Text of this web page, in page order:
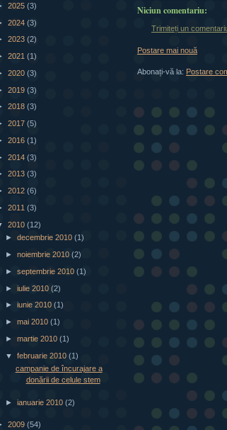
Niciun comentariu:
Trimiteți un
Postare mai nouă
Abonați-vă la: Postare
2025 (3)
2024 (3)
2023 (2)
2021 (1)
2020 (3)
2019 (3)
2018 (3)
2017 (5)
2016 (1)
2014 (3)
2013 (3)
2012 (6)
2011 (3)
2010 (12)
►decembrie 2010(1)
►noiembrie 2010(2)
►septembrie 2010(1)
►iulie 2010(2)
►iunie 2010(1)
►mai 2010(1)
►martie 2010(1)
▼februarie 2010(1)
campanie de încurajare a
donării de celule stem
►ianuarie 2010(2)
2009 (54)